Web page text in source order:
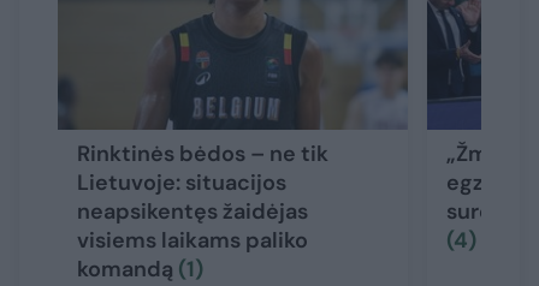
Rinktinės bėdos – ne tik
Lietuvoje: situacijos
neapsikentęs žaidėjas
visiems laikams paliko
komandą (1)
(4)